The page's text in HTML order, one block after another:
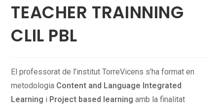
TEACHER TRAINNING
CLIL PBL
El professorat de l’institut TorreVicens s’ha format en
metodologia Content and Language Integrated
Learning i Project based learningamb la finalitat